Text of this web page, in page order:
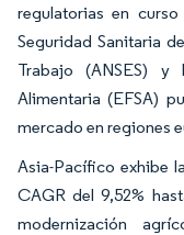
regulatorias en
Seguridad Sanitaria
Trabajo (ANSES) y
Alimentaria (EFSA)
mercado en regiones
Asia-Pacífico exhibe
CAGR del 9,52%
modernización